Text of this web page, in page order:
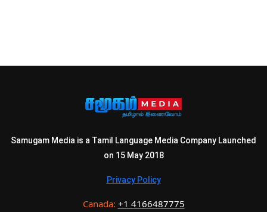
Samugam Media is a Tamil Language Media Company Launched
on 15 May 2018
Privacy Policy
Canada: +1 4166487775